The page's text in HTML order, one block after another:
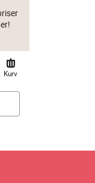
Kurv